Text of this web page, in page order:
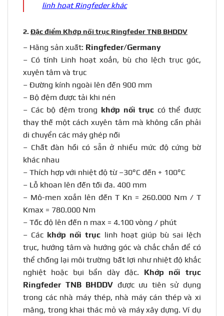
linh hoạt Ringfeder khác
2. Đặc điểm Khớp nối trục Ringfeder TNB BHDDV
– Hãng sản xuất: Ringfeder/Germany
– Có tính Linh hoạt xoắn, bù cho lệch trục góc,
xuyên tâm và trục
– Đường kính ngoài lên đến 900 mm
– Bộ đệm được tải khi nén
– Các bộ đệm trong khớp nối trục có thể được
thay thế một cách xuyên tâm mà không cần phải
di chuyển các máy ghép nối
– Chất đàn hồi có sẵn ở nhiều mức độ cứng bờ
khác nhau
– Thích hợp với nhiệt độ từ –30°C đến + 100°C
– Lỗ khoan lên đến tối đa. 400 mm
– Mô-men xoắn lên đến T Kn = 260.000 Nm / T
Kmax = 780.000 Nm
– Tốc độ lên đến n max = 4.100 vòng / phút
– Các khớp nối trục linh hoạt giúp bù sai lệch
trục, hướng tâm và hướng góc và chắc chắn để có
thể chống lại môi trường bất lợi như nhiệt độ khắc
nghiệt hoặc bụi bẩn dày đặc. Khớp nối trục
Ringfeder TNB BHDDV được ưu tiên sử dụng
trong các nhà máy thép, nhà máy cán thép và xi
măng, trong khai thác mỏ và máy xây dựng. Ví dụ